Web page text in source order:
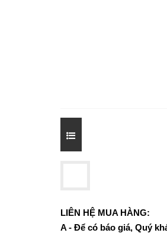
LIÊN HỆ MUA HÀNG:
A - Để có báo giá, Quý